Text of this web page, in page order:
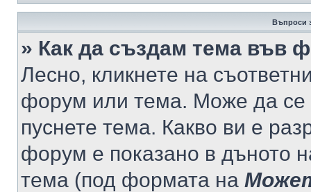
Въпроси
» Как да създам тема във
Лесно, кликнете на
форум или тема. Може да се
пуснете тема. Какво ви е
форум е показано в дъното
тема (под формата на